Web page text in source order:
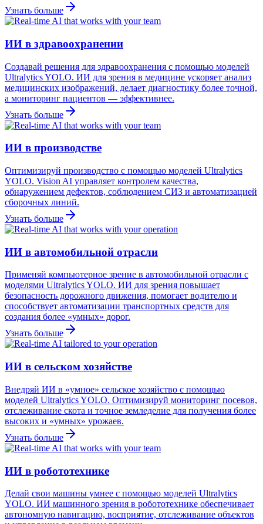
Узнать больше
ИИ в здравоохранении
Создавай решения для здравоохранения с помощью моделей
Ultralytics YOLO. ИИ для зрения в медицине ускоряет анализ
медицинских изображений, делает диагностику более точной,
а мониторинг пациентов — эффективнее.
Узнать больше
ИИ в производстве
Оптимизируй производство с помощью моделей Ultralytics
YOLO. Vision AI управляет контролем качества,
обнаружением дефектов, соблюдением СИЗ и автоматизацией
сборочных линий.
Узнать больше
ИИ в автомобильной отрасли
Применяй компьютерное зрение в автомобильной отрасли с
моделями Ultralytics YOLO. ИИ для зрения повышает
безопасность дорожного движения, помогает водителю и
способствует автоматизации транспортных средств для
создания более «умных» дорог.
Узнать больше
ИИ в сельском хозяйстве
Внедряй ИИ в «умное» сельское хозяйство с помощью
моделей Ultralytics YOLO. Оптимизируй мониторинг посевов,
отслеживание скота и точное земледелие для получения более
высоких и «умных» урожаев.
Узнать больше
ИИ в робототехнике
Делай свои машины умнее с помощью моделей Ultralytics
YOLO. ИИ машинного зрения в робототехнике обеспечивает
автономную навигацию, восприятие, отслеживание объектов